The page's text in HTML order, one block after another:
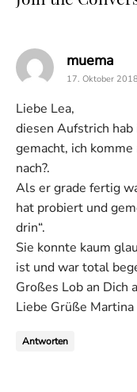
muema
17. Oktober
Liebe Lea,
diesen Aufstrich hab
gemacht, ich
nach?.
Als er grade fertig
hat probiert und
drin“.
Sie konnte kaum
ist und war total
Großes Lob an Dich
Liebe Grüße Martina
Antworten